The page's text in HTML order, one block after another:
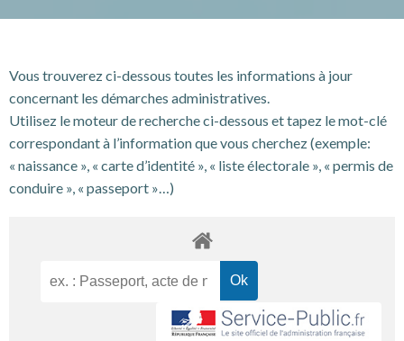
Vous trouverez ci-dessous toutes les informations à jour
concernant les démarches administratives.
Utilisez le moteur de recherche ci-dessous et tapez le mot-clé
correspondant à l’information que vous cherchez (exemple:
« naissance », « carte d’identité », « liste électorale », « permis de
conduire », « passeport »…)